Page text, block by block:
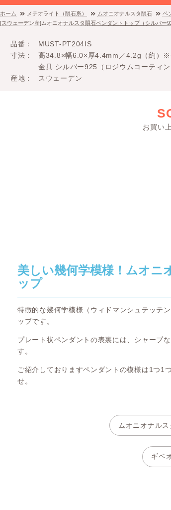
ホーム メテオライト（隕石系） ムオニオナルスタ隕石
ペ
[スウェーデン産]ムオニオナルスタ隕石ペンダントトップ（シルバー
品番
MUST-PT204IS
寸法
高34.8×幅6.0×厚4.4mm／4.2g（約）※
金具:シルバー925（ロジウムコーティ
産地
スウェーデン
お買い
美しい幾何学模様！ムオニ
ップ
特徴的な幾何学模様（ウィドマンシュテッテ
ップです。
プレート状ペンダントの表裏には、シャープ
す。
ご紹介しておりますペンダントの模様は1つ1
せ。
ムオニオナル
ギベ